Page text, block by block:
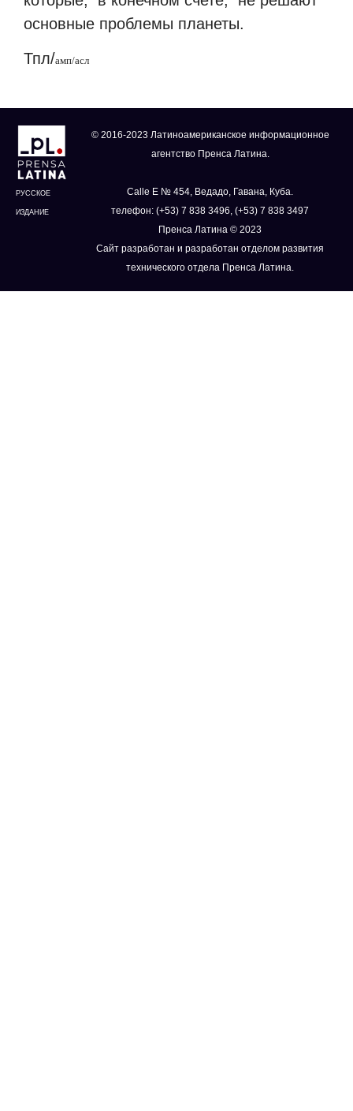
основные проблемы планеты.
Тпл/амп/асл
РУССКОЕ
ИЗДАНИЕ
© 2016-2023 Латиноамериканское информационное
агентство Пренса Латина.
Calle E № 454, Ведадо, Гавана, Куба.
телефон: (+53) 7 838 3496, (+53) 7 838 3497
Пренса Латина © 2023
Сайт разработан и разработан отделом развития
технического отдела Пренса Латина.